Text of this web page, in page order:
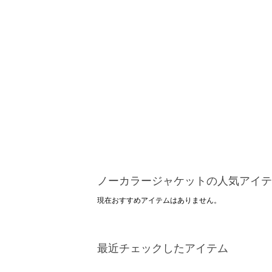
ノーカラージャケットの人気アイ
現在おすすめアイテムはありません。
最近チェックしたアイテム